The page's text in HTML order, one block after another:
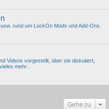
rund um LockOn Mods und Add-Ons.
Videos vorgestellt, über sie diskutiert,
mehr...
Gehe zu